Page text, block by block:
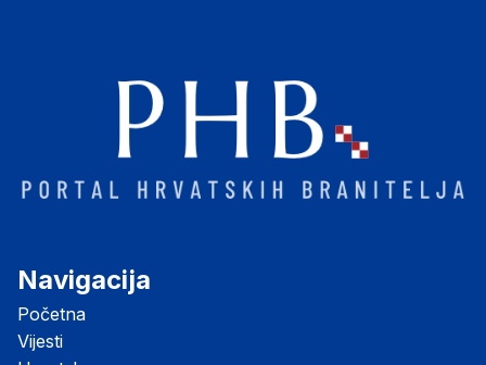
Navigacija
Početna
Vijesti